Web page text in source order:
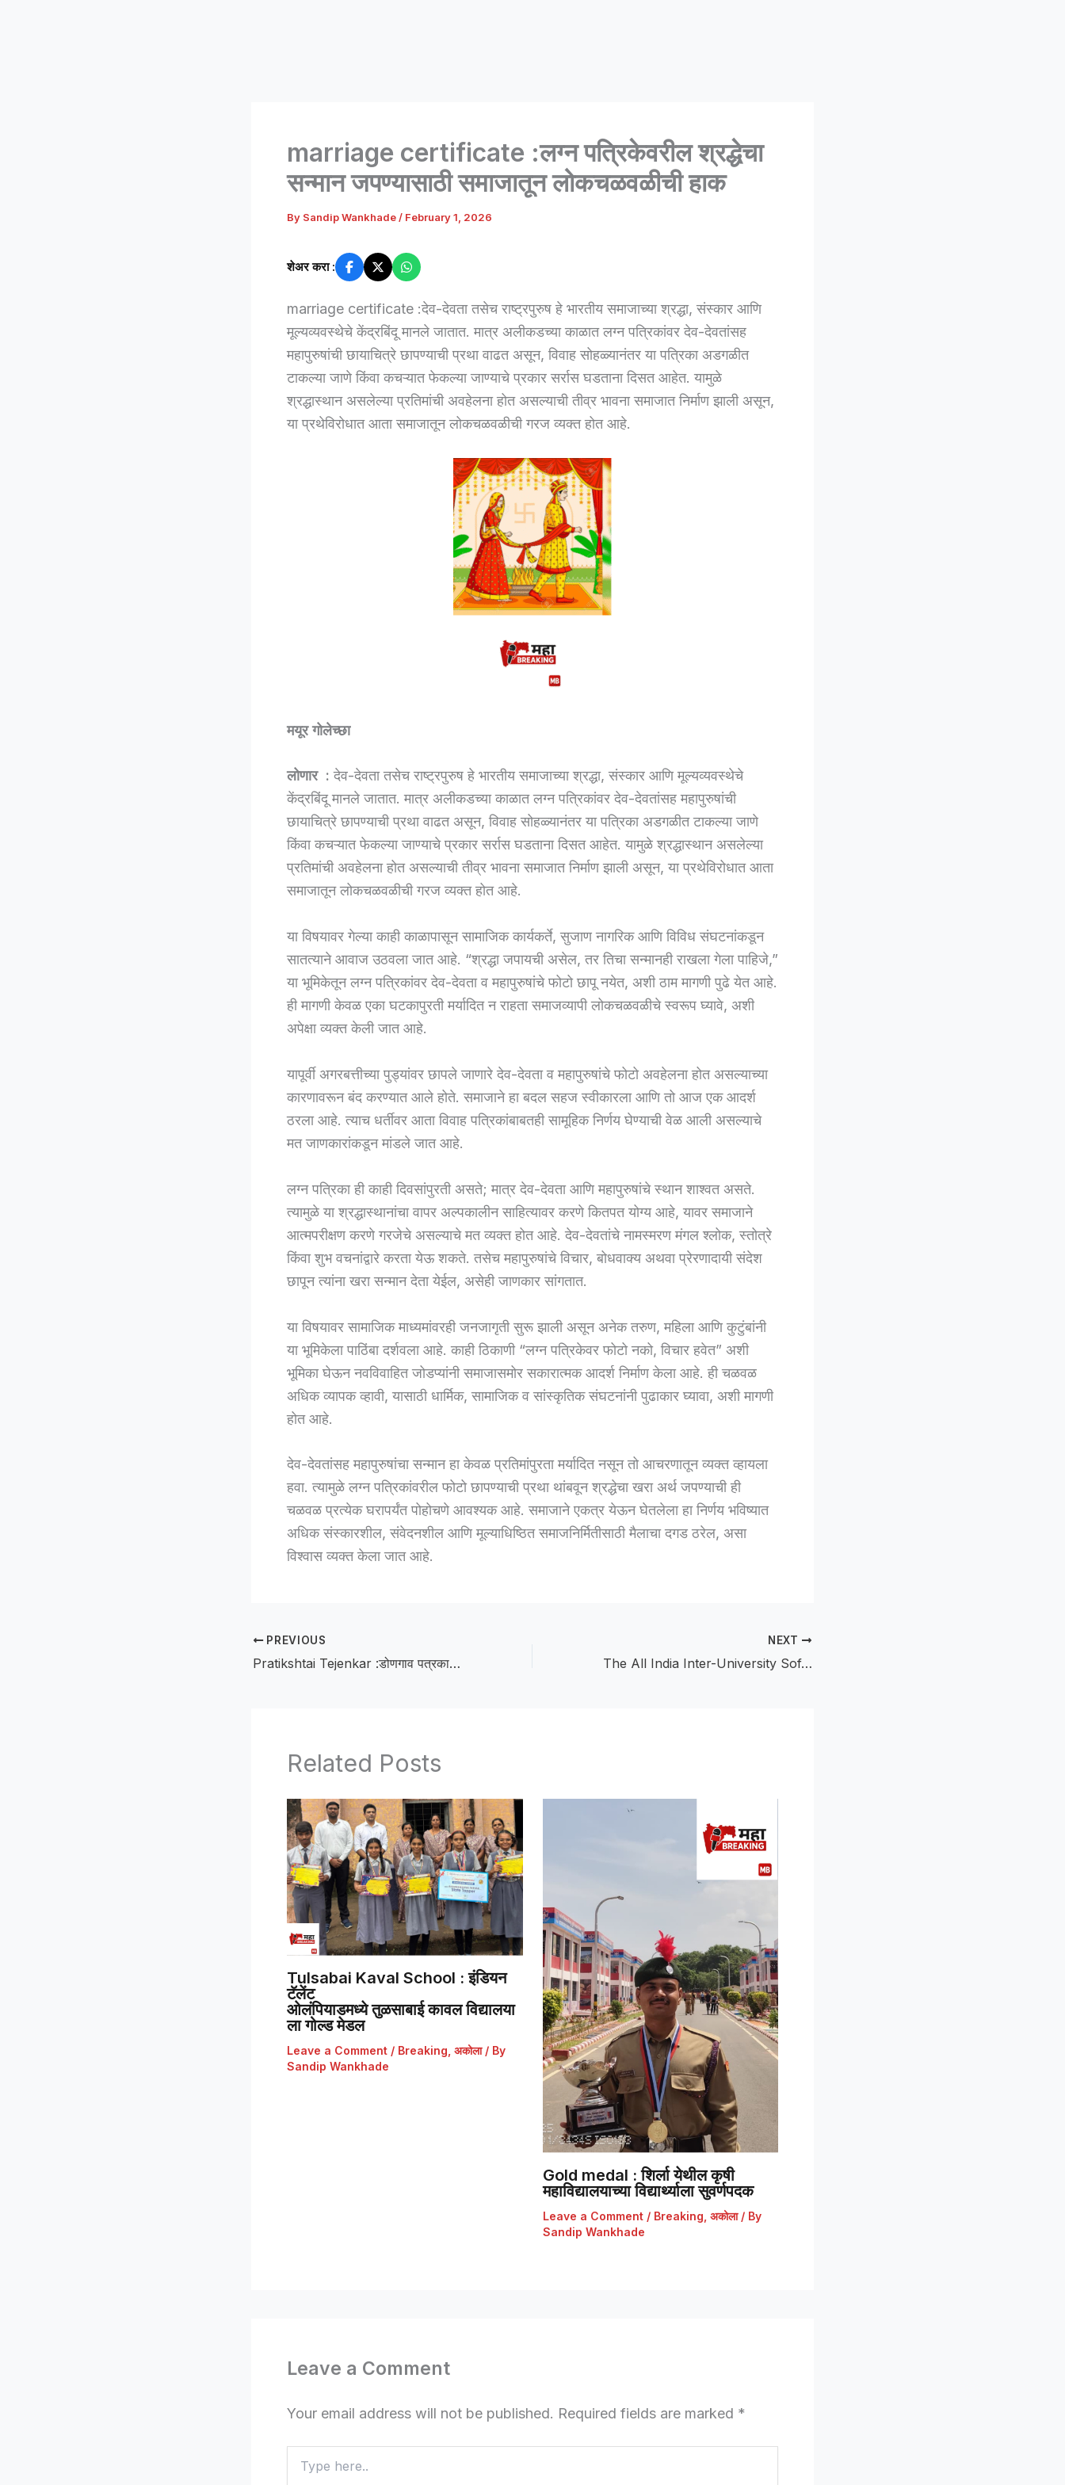
marriage certificate :लग्न पत्रिकेवरील श्रद्धेचा
सन्मान जपण्यासाठी समाजातून लोकचळवळीची हाक
By Sandip Wankhade / February 1, 2026
शेअर करा :
marriage certificate :देव-देवता तसेच राष्ट्रपुरुष हे भारतीय समाजाच्या श्रद्धा, संस्कार आणि
मूल्यव्यवस्थेचे केंद्रबिंदू मानले जातात. मात्र अलीकडच्या काळात लग्न पत्रिकांवर देव-देवतांसह
महापुरुषांची छायाचित्रे छापण्याची प्रथा वाढत असून, विवाह सोहळ्यानंतर या पत्रिका अडगळीत
टाकल्या जाणे किंवा कचऱ्यात फेकल्या जाण्याचे प्रकार सर्रास घडताना दिसत आहेत. यामुळे
श्रद्धास्थान असलेल्या प्रतिमांची अवहेलना होत असल्याची तीव्र भावना समाजात निर्माण झाली असून,
या प्रथेविरोधात आता समाजातून लोकचळवळीची गरज व्यक्त होत आहे.
मयूर गोलेच्छा
लोणार : देव-देवता तसेच राष्ट्रपुरुष हे भारतीय समाजाच्या श्रद्धा, संस्कार आणि मूल्यव्यवस्थेचे
केंद्रबिंदू मानले जातात. मात्र अलीकडच्या काळात लग्न पत्रिकांवर देव-देवतांसह महापुरुषांची
छायाचित्रे छापण्याची प्रथा वाढत असून, विवाह सोहळ्यानंतर या पत्रिका अडगळीत टाकल्या जाणे
किंवा कचऱ्यात फेकल्या जाण्याचे प्रकार सर्रास घडताना दिसत आहेत. यामुळे श्रद्धास्थान असलेल्या
प्रतिमांची अवहेलना होत असल्याची तीव्र भावना समाजात निर्माण झाली असून, या प्रथेविरोधात आता
समाजातून लोकचळवळीची गरज व्यक्त होत आहे.
या विषयावर गेल्या काही काळापासून सामाजिक कार्यकर्ते, सुजाण नागरिक आणि विविध संघटनांकडून
सातत्याने आवाज उठवला जात आहे. “श्रद्धा जपायची असेल, तर तिचा सन्मानही राखला गेला पाहिजे,”
या भूमिकेतून लग्न पत्रिकांवर देव-देवता व महापुरुषांचे फोटो छापू नयेत, अशी ठाम मागणी पुढे येत आहे.
ही मागणी केवळ एका घटकापुरती मर्यादित न राहता समाजव्यापी लोकचळवळीचे स्वरूप घ्यावे, अशी
अपेक्षा व्यक्त केली जात आहे.
यापूर्वी अगरबत्तीच्या पुड्यांवर छापले जाणारे देव-देवता व महापुरुषांचे फोटो अवहेलना होत असल्याच्या
कारणावरून बंद करण्यात आले होते. समाजाने हा बदल सहज स्वीकारला आणि तो आज एक आदर्श
ठरला आहे. त्याच धर्तीवर आता विवाह पत्रिकांबाबतही सामूहिक निर्णय घेण्याची वेळ आली असल्याचे
मत जाणकारांकडून मांडले जात आहे.
लग्न पत्रिका ही काही दिवसांपुरती असते; मात्र देव-देवता आणि महापुरुषांचे स्थान शाश्वत असते.
त्यामुळे या श्रद्धास्थानांचा वापर अल्पकालीन साहित्यावर करणे कितपत योग्य आहे, यावर समाजाने
आत्मपरीक्षण करणे गरजेचे असल्याचे मत व्यक्त होत आहे. देव-देवतांचे नामस्मरण मंगल श्लोक, स्तोत्रे
किंवा शुभ वचनांद्वारे करता येऊ शकते. तसेच महापुरुषांचे विचार, बोधवाक्य अथवा प्रेरणादायी संदेश
छापून त्यांना खरा सन्मान देता येईल, असेही जाणकार सांगतात.
या विषयावर सामाजिक माध्यमांवरही जनजागृती सुरू झाली असून अनेक तरुण, महिला आणि कुटुंबांनी
या भूमिकेला पाठिंबा दर्शवला आहे. काही ठिकाणी “लग्न पत्रिकेवर फोटो नको, विचार हवेत” अशी
भूमिका घेऊन नवविवाहित जोडप्यांनी समाजासमोर सकारात्मक आदर्श निर्माण केला आहे. ही चळवळ
अधिक व्यापक व्हावी, यासाठी धार्मिक, सामाजिक व सांस्कृतिक संघटनांनी पुढाकार घ्यावा, अशी मागणी
होत आहे.
देव-देवतांसह महापुरुषांचा सन्मान हा केवळ प्रतिमांपुरता मर्यादित नसून तो आचरणातून व्यक्त व्हायला
हवा. त्यामुळे लग्न पत्रिकांवरील फोटो छापण्याची प्रथा थांबवून श्रद्धेचा खरा अर्थ जपण्याची ही
चळवळ प्रत्येक घरापर्यंत पोहोचणे आवश्यक आहे. समाजाने एकत्र येऊन घेतलेला हा निर्णय भविष्यात
अधिक संस्कारशील, संवेदनशील आणि मूल्याधिष्ठित समाजनिर्मितीसाठी मैलाचा दगड ठरेल, असा
विश्वास व्यक्त केला जात आहे.
PREVIOUS
Pratikshtai Tejenkar :डोणगाव पत्रकार संघाकडून रिसोडच्या तहसीलदार प्रतिक्षाताई तेजनकर यांचा सत्कार
NEXT
The All India Inter-University Softball Tournament :अमरावतीत अखिल भारतीय आंतरविद्यापीठ सॉफ्टबॉल स्पर्धेचा भव्य शुभारंभ; १०७ विद्यापीठांचा ऐतिहासिक सहभाग
Related Posts
Tulsabai Kaval School : इंडियन
टॅलेंट
ओलंपियाडमध्ये तुळसाबाई कावल विद्यालया
ला गोल्ड मेडल
Leave a Comment / Breaking अकोला/ By
Sandip Wankhade
Gold medal : शिर्ला येथील कृषी
महाविद्यालयाच्या विद्यार्थ्याला सुवर्णपदक
Leave a Comment / Breaking अकोला/ By
Sandip Wankhade
Leave a Comment
Your email address will not be published. Required fields are marked *
here..